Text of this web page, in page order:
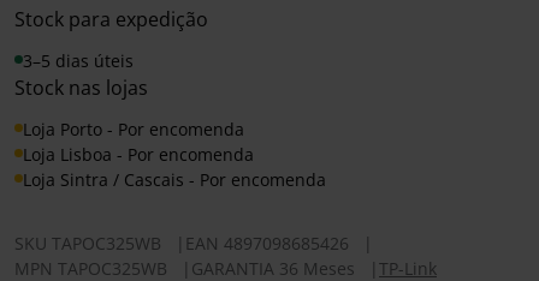
Stock para expedição
3–5 dias úteis
Stock nas lojas
Loja Porto - Por encomenda
Loja Lisboa - Por encomenda
Loja Sintra / Cascais - Por encomenda
SKU TAPOC325WB EAN 4897098685426
MPN TAPOC325WB GARANTIA 36 Meses TP-Link